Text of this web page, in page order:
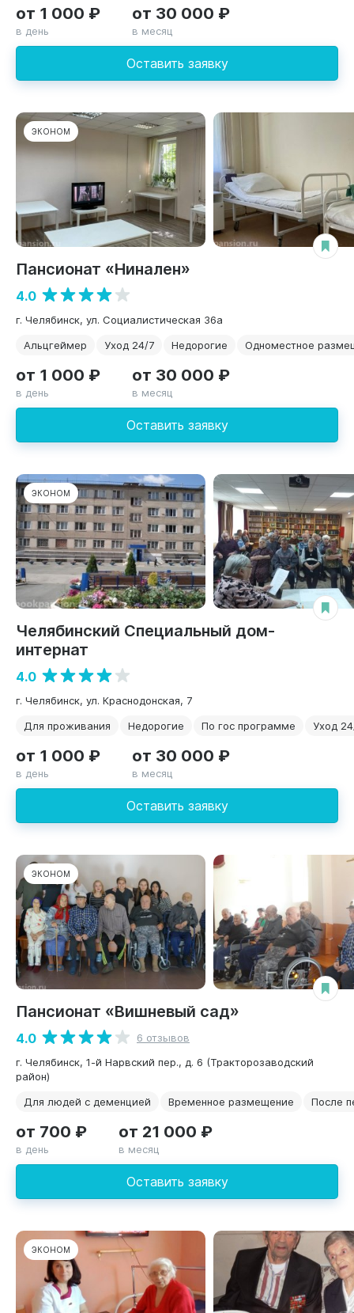
Оставить заявку
от 1 000 ₽
в день
от 30 000 ₽
в месяц
ЭКОНОМ
Пансионат «Нинален»
4.0
г. Челябинск, ул. Социалистическая 36а
Альцгеймер
Уход 24/7 Недорогие Одноместное
Оставить заявку
от 1 000 ₽
в день
от 30 000 ₽
в месяц
ЭКОНОМ
Челябинский Специальный дом-
интернат
4.0
г. Челябинск, ул. Краснодонская, 7
Для проживания
Недорогие По гос программе Уход
Оставить заявку
от 1 000 ₽
в день
от 30 000 ₽
в месяц
ЭКОНОМ
Пансионат «Вишневый сад»
4.0
6 отзывов
г. Челябинск, 1-й Нарвский пер., д. 6 (Тракторозаводский
район)
Для людей с деменцией
Временное размещение После
Оставить заявку
от 700 ₽
в день
от 21 000 ₽
в месяц
ЭКОНОМ